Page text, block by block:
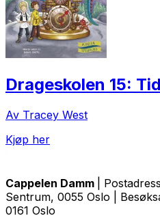
Drageskolen 15:
Av Tracey West
Kjøp her
Cappelen Damm
|
Sentrum, 0055 Oslo |
0161 Oslo